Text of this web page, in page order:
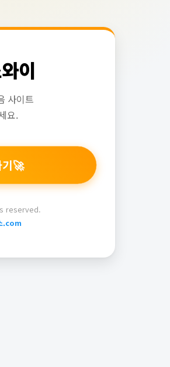
이
사이트
요.
🚀
reserved.
.com